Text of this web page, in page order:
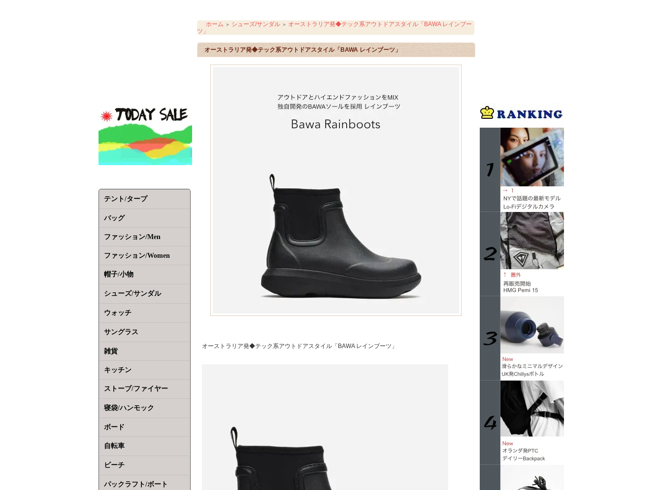
テント/タープ
バッグ
ファッション/Men
ファッション/Women
帽子/小物
シューズ/サンダル
ウォッチ
サングラス
雑貨
キッチン
ストーブ/ファイヤー
寝袋/ハンモック
ボード
自転車
ビーチ
パックラフト/ボート
ホーム ＞ シューズ/サンダル ＞ オーストラリア発◆テック系アウトドアスタイル「BAWA レインブー
ツ」
オーストラリア発◆テック系アウトドアスタイル「BAWA レインブーツ」
オーストラリア発◆テック系アウトドアスタイル「BAWA レインブーツ」